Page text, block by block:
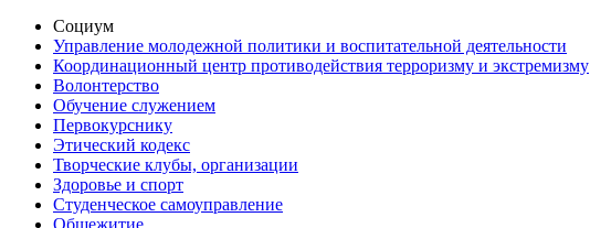
Социум
Управление молодежной политики и воспитательной деятельности
Координационный центр противодействия терроризму и экстремизму
Волонтерство
Обучение служением
Первокурснику
Этический кодекс
Творческие клубы, организации
Здоровье и спорт
Студенческое самоуправление